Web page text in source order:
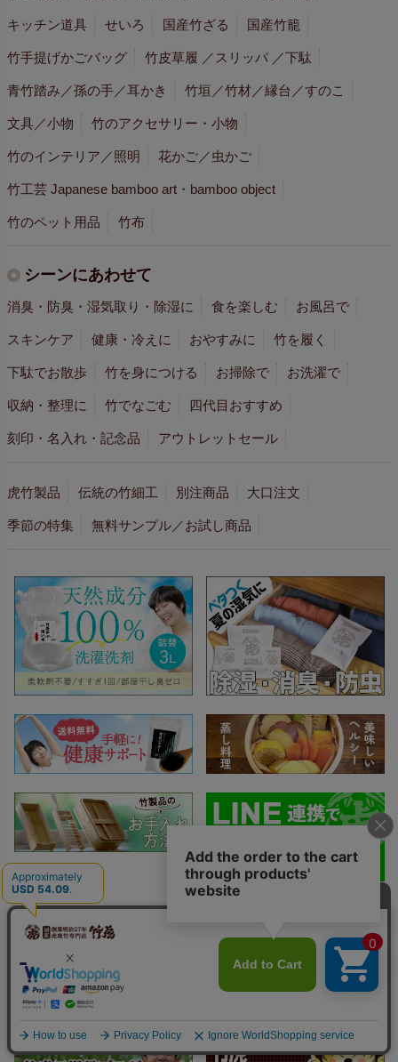
キッチン道具 せいろ 国産竹ざる 国産竹籠
竹手提げかごバッグ 竹皮草履 ／スリッパ ／下駄
青竹踏み／孫の手／耳かき 竹垣／竹材／縁台／すのこ
文具／小物 竹のアクセサリー・小物
竹のインテリア／照明 花かご／虫かご
竹工芸 Japanese bamboo art・bamboo object
竹のペット用品 竹布
シーンにあわせて
消臭・防臭・湿気取り・除湿に 食を楽しむ お風呂で
スキンケア 健康・冷えに おやすみに 竹を履く
下駄でお散歩 竹を身につける お掃除で お洗濯で
収納・整理に 竹でなごむ 四代目おすすめ
刻印・名入れ・記念品 アウトレットセール
虎竹製品 伝統の竹細工 別注商品 大口注文
季節の特集 無料サンプル／お試し商品